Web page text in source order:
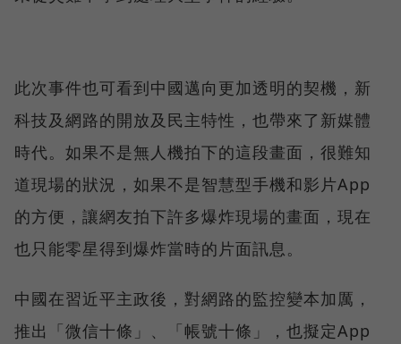
此次事件也可看到中國邁向更加透明的契機，新
科技及網路的開放及民主特性，也帶來了新媒體
時代。如果不是無人機拍下的這段畫面，很難知
道現場的狀況，如果不是智慧型手機和影片App
的方便，讓網友拍下許多爆炸現場的畫面，現在
也只能零星得到爆炸當時的片面訊息。
中國在習近平主政後，對網路的監控變本加厲，
推出「微信十條」、「帳號十條」，也擬定App